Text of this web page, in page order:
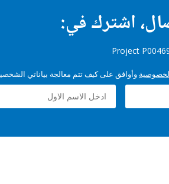
اشترك في:
وأوافق على كيف تتم معالجة بياناتي